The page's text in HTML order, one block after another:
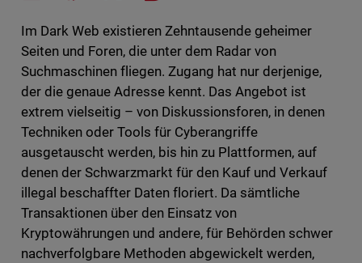
Im Dark Web existieren Zehntausende geheimer
Seiten und Foren, die unter dem Radar von
Suchmaschinen fliegen. Zugang hat nur derjenige,
der die genaue Adresse kennt. Das Angebot ist
extrem vielseitig – von Diskussionsforen, in denen
Techniken oder Tools für Cyberangriffe
ausgetauscht werden, bis hin zu Plattformen, auf
denen der Schwarzmarkt für den Kauf und Verkauf
illegal beschaffter Daten floriert. Da sämtliche
Transaktionen über den Einsatz von
Kryptowährungen und andere, für Behörden schwer
nachverfolgbare Methoden abgewickelt werden,